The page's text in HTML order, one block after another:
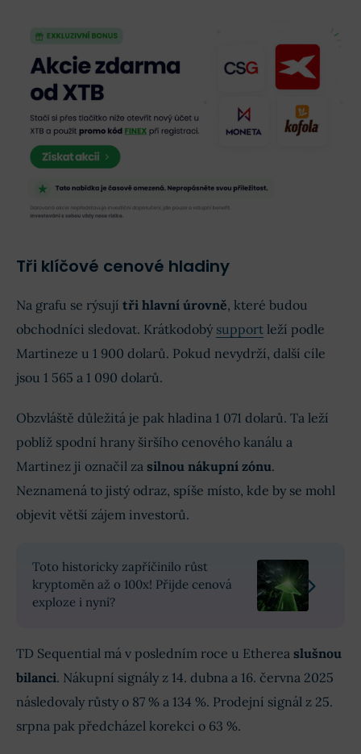
Tři klíčové cenové hladiny
Na grafu se rýsují tři hlavní úrovně, které budou
obchodníci sledovat. Krátkodobý support leží podle
Martineze u 1 900 dolarů. Pokud nevydrží, další cíle
jsou 1 565 a 1 090 dolarů.
Obzvláště důležitá je pak hladina 1 071 dolarů. Ta leží
poblíž spodní hrany širšího cenového kanálu a
Martinez ji označil za silnou nákupní zónu.
Neznamená to jistý odraz, spíše místo, kde by se mohl
objevit větší zájem investorů.
Toto historicky zapříčinilo růst
kryptoměn až o 100x! Přijde cenová
exploze i nyní?
TD Sequential má v posledním roce u Etherea slušnou
bilanci. Nákupní signály z 14. dubna a 16. června 2025
následovaly růsty o 87 % a 134 %. Prodejní signál z 25.
srpna pak předcházel korekci o 63 %.